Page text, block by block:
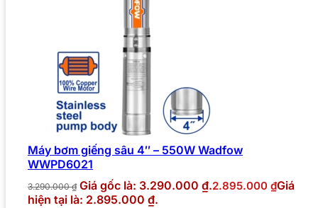
Máy bơm giếng sâu 4″ – 550W Wadfow
WWPD6021
3.290.000₫ Giá gốc là: 3.290.000 ₫.2.895.000 ₫Giá
hiện tại là: 2.895.000 ₫.